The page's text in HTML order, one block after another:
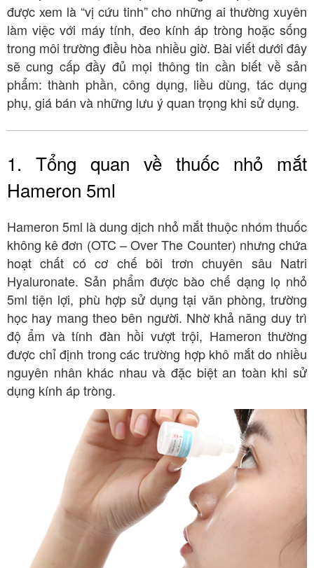
được xem là “vị cứu tinh” cho những ai thường xuyên
làm việc với máy tính, đeo kính áp tròng hoặc sống
trong môi trường điều hòa nhiều giờ. Bài viết dưới đây
sẽ cung cấp đầy đủ mọi thông tin cần biết về sản
phẩm: thành phần, công dụng, liều dùng, tác dụng
phụ, giá bán và những lưu ý quan trọng khi sử dụng.
1. Tổng quan về thuốc nhỏ mắt
Hameron 5ml
Hameron 5ml là dung dịch nhỏ mắt thuộc nhóm thuốc
không kê đơn (OTC – Over The Counter) nhưng chứa
hoạt chất có cơ chế bôi trơn chuyên sâu Natri
Hyaluronate. Sản phẩm được bào chế dạng lọ nhỏ
5ml tiện lợi, phù hợp sử dụng tại văn phòng, trường
học hay mang theo bên người. Nhờ khả năng duy trì
độ ẩm và tính đàn hồi vượt trội, Hameron thường
được chỉ định trong các trường hợp khô mắt do nhiều
nguyên nhân khác nhau và đặc biệt an toàn khi sử
dụng kính áp tròng.